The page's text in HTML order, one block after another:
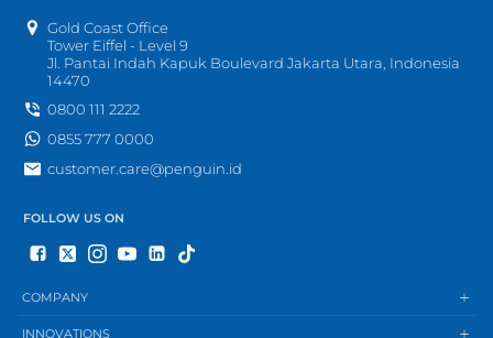
Gold Coast Office
Tower Eiffel - Level 9
Jl. Pantai Indah Kapuk Boulevard Jakarta Utara, Indonesia
14470
0800 111 2222
0855 777 0000
customer.care@penguin.id
FOLLOW US ON
COMPANY
INNOVATIONS